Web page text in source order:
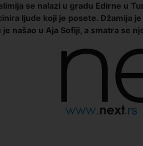
se nalazi u gradu Edirne u
ljude koji je posete. Džamija
je našao u Aja Sofiji, a smatra se